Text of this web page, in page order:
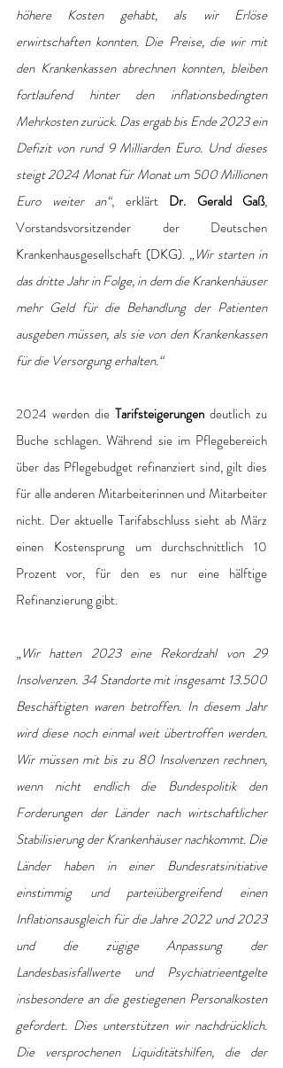
höhere Kosten gehabt, als wir Erlöse
erwirtschaften konnten. Die Preise, die wir mit
den Krankenkassen abrechnen konnten, bleiben
fortlaufend hinter den inflationsbedingten
Mehrkosten zurück. Das ergab bis Ende 2023 ein
Defizit von rund 9 Milliarden Euro. Und dieses
steigt 2024 Monat für Monat um 500 Millionen
Euro weiter an“, erklärt Dr. Gerald Gaß,
Vorstandsvorsitzender der Deutschen
Krankenhausgesellschaft (DKG). „Wir starten in
das dritte Jahr in Folge, in dem die Krankenhäuser
mehr Geld für die Behandlung der Patienten
ausgeben müssen, als sie von den Krankenkassen
für die Versorgung erhalten.“
2024 werden die Tarifsteigerungen deutlich zu
Buche schlagen. Während sie im Pflegebereich
über das Pflegebudget refinanziert sind, gilt dies
für alle anderen Mitarbeiterinnen und Mitarbeiter
nicht. Der aktuelle Tarifabschluss sieht ab März
einen Kostensprung um durchschnittlich 10
Prozent vor, für den es nur eine hälftige
Refinanzierung gibt.
„Wir hatten 2023 eine Rekordzahl von 29
Insolvenzen. 34 Standorte mit insgesamt 13.500
Beschäftigten waren betroffen. In diesem Jahr
wird diese noch einmal weit übertroffen werden.
Wir müssen mit bis zu 80 Insolvenzen rechnen,
wenn nicht endlich die Bundespolitik den
Forderungen der Länder nach wirtschaftlicher
Stabilisierung der Krankenhäuser nachkommt. Die
Länder haben in einer Bundesratsinitiative
einstimmig und parteiübergreifend einen
Inflationsausgleich für die Jahre 2022 und 2023
und die zügige Anpassung der
Landesbasisfallwerte und Psychiatrieentgelte
insbesondere an die gestiegenen Personalkosten
gefordert. Dies unterstützen wir nachdrücklich.
Die versprochenen Liquiditätshilfen, die der